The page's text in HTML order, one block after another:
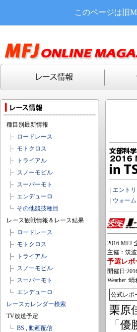
このページは旧
種目別最新情報
ロードレース
モトクロス
トライアル
スノーモビル
スーパーモト
エンデューロ
その他競技種目
レース観戦情報＆レース結果
ロードレース
モトクロス
トライアル
スノーモビル
スーパーモト
エンデューロ
レースカレンダー検索
TV放送予定
BS , 動画配信
エント
ウォー
2016 MFJ
主催：筑
予選レポ
開催日
Weather :
公式レポ
栗原
「